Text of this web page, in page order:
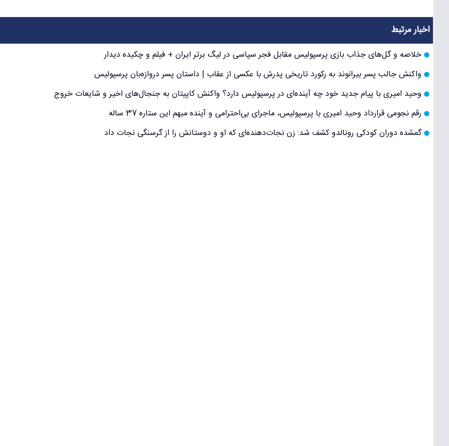
اخبار مرتبط
خلاصه و گل‌های جذاب بازی پرسپولیس مقابل فجر سپاسی در لیگ برتر ایران + فیلم و چکیده دیدار
واکنش جالب پسر بیرانوند به رکورد تاریخی پدرش با عکسی از عقاب | داستان پسر دروازه‌بان پرسپولیس
وحید امیری با پیام جدید خود چه آینده‌ای در پرسپولیس دارد؟ واکنش کاپیتان به جنجال‌های اخیر و شایعات خروج
رقم نجومی قرارداد وحید امیری با پرسپولیس، ماجرای بی‌احترامی و آینده مبهم این ستاره 37 ساله
گمشده دوران کودکی رونالدو کشف شد: زن نجات‌دهنده‌ای که او و دوستانش را از گرسنگی نجات داد